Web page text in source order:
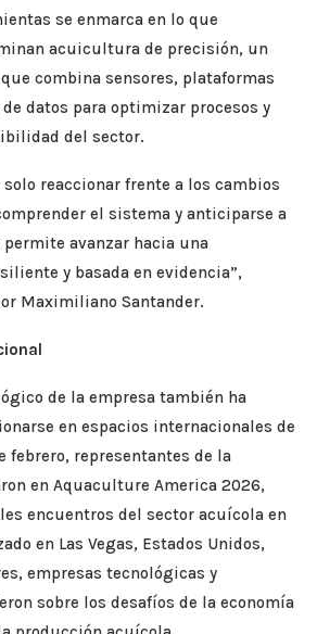
se enmarca en lo que
acuicultura de precisión, un
combina sensores, plataformas
datos para optimizar procesos y
del sector.
solo reaccionar frente a los cambios
el sistema y anticiparse a
avanzar hacia una
y basada en evidencia”,
Maximiliano Santander.
de la empresa también ha
en espacios internacionales de
febrero, representantes de la
en Aquaculture America 2026,
encuentros del sector acuícola en
en Las Vegas, Estados Unidos,
empresas tecnológicas y
sobre los desafíos de la economía